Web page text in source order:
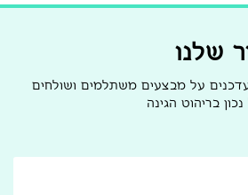
שלנו
על מבצעים משתלמים ושולחים
בריהוט הגינה